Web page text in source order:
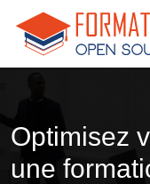
Optimisez
une